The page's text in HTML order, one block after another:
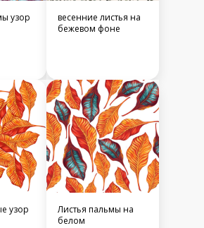
узор
весенние листья на
бежевом фоне
узор
Листья пальмы на
белом